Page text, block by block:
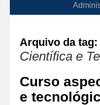
Arquivo da tag:
Científica e
Curso
e